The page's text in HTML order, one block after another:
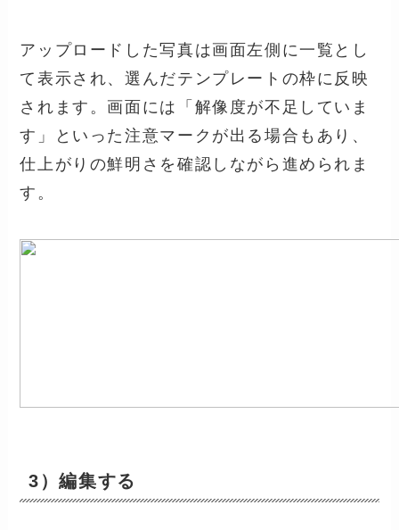
アップロードした写真は画面左側に一覧とし
て表示され、選んだテンプレートの枠に反映
されます。画面には「解像度が不足していま
す」といった注意マークが出る場合もあり、
仕上がりの鮮明さを確認しながら進められま
す。
3）編集する